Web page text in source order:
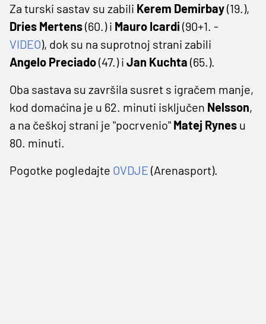
Za turski sastav su zabili Kerem Demirbay(19.),
Dries Mertens(60.) i Mauro Icardi (90+1. -
VIDEO), dok su na suprotnoj strani zabili
Angelo Preciado(47.) i Jan Kuchta (65.).
Oba sastava su završila susret s igračem manje,
kod domaćina je u 62. minuti isključen Nelsson,
a na češkoj strani je "pocrvenio" Matej Rynes u
80. minuti.
Pogotke pogledajte OVDJE (Arenasport).